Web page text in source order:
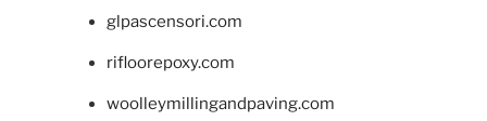
glpascensori.com
rifloorepoxy.com
woolleymillingandpaving.com